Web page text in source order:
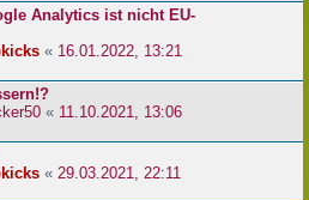
Analytics ist nicht EU-
« 16.01.2022, 13:21
« 11.10.2021, 13:06
« 29.03.2021, 22:11